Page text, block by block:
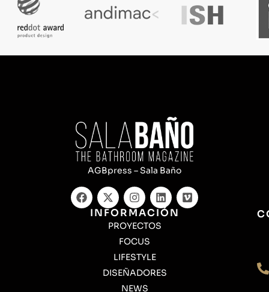
AGBpress – Sala Baño
INFORMACIÓN
PROYECTOS
FOCUS
LIFESTYLE
DISEÑADORES
NEWS